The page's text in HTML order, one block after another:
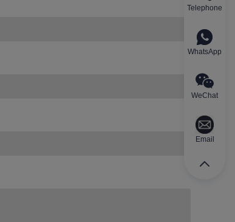
Telephone
WhatsApp
WeChat
Email